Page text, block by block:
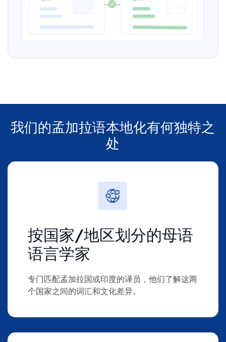
我们的孟加拉语本地化有何独特之
处
按国家/地区划分的母语
语言学家
专门匹配孟加拉国或印度的译员，他们了解这两
个国家之间的词汇和文化差异。